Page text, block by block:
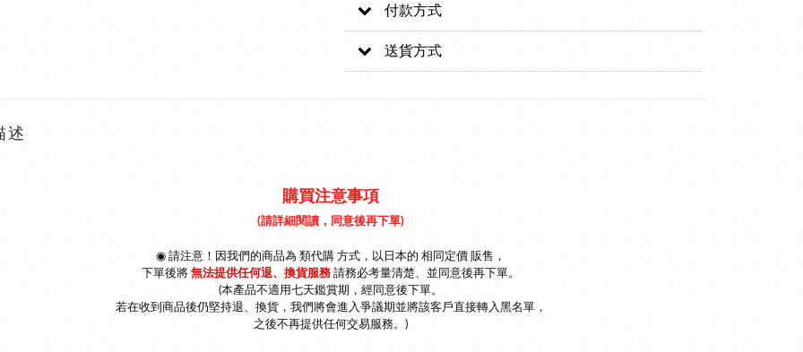
付款方式
送貨方式
述
購買注意事項
(請詳細閱讀，同意後再下單)
◉ 請注意！因我們的商品為 類代購 方式，以 日本的 相同定價 販售，
下單後將 無法提供任何退、換貨服務 請務必考量清楚、並同意後再下單。
(本產品不適用七天鑑賞期，經同意後下單。
若在收到商品後仍堅持退、換貨，我們將會進入爭議期並將該客戶直接轉入黑名單，
之後不再提供任何交易服務。)